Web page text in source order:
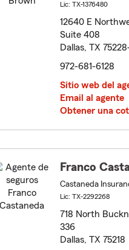
Lic: TX-1376480
12640 E
Suite 408
Dallas, TX
972-681-6128
Sitio web del
Email al agente
Obtener una
Franco
Castaneda
Lic: TX-2292268
718 North
336
Dallas, TX 75218